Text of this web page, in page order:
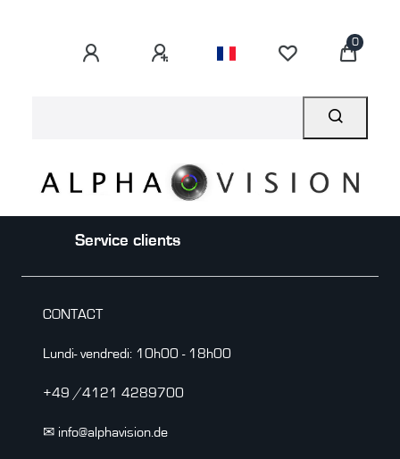
0
Service clients
CONTACT
Lundi- vendredi: 10h00 - 18h00
+49 /4121 4289700
✉ info@alphavision.de